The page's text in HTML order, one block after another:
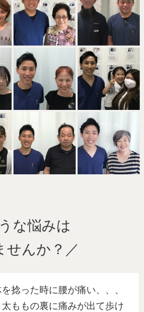
な悩みは
せんか？／
捻った時に腰が痛い、、、
ももの裏に痛みが出て歩け